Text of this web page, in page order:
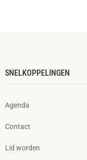
SNELKOPPELINGEN
Agenda
Contact
Lid worden